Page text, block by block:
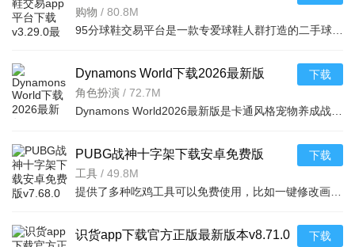
版
购物 / 80.8M
Dynamons World下载2026最新版
v1.12.62 安卓版
角色扮演 / 72.7M
下载
PUBG战神十字架下载安卓免费版
v7.68.0安卓免费版
工具 / 49.8M
下载
识货app下载官方正版最新版本v8.71.0 下载